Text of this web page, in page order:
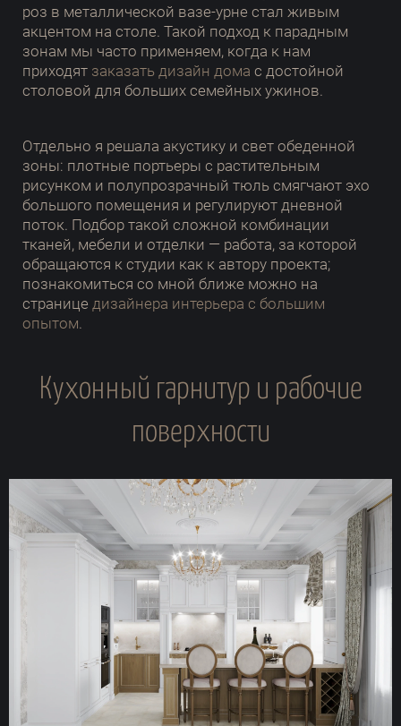
роз в металлической вазе-урне стал живым
акцентом на столе. Такой подход к парадным
зонам мы часто применяем, когда к нам
приходят заказать дизайн дома с достойной
столовой для больших семейных ужинов.
Отдельно я решала акустику и свет обеденной
зоны: плотные портьеры с растительным
рисунком и полупрозрачный тюль смягчают эхо
большого помещения и регулируют дневной
поток. Подбор такой сложной комбинации
тканей, мебели и отделки — работа, за которой
обращаются к студии как к автору проекта;
познакомиться со мной ближе можно на
странице дизайнера интерьера с большим
опытом.
Кухонный гарнитур и рабочие
поверхности